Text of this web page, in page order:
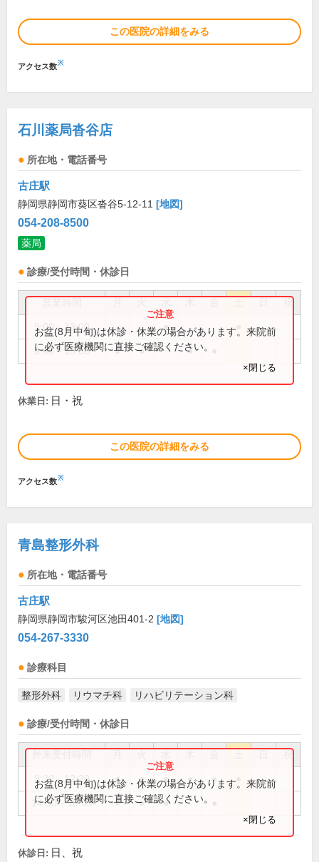
この医院の詳細をみる
アクセス数※
石川薬局沓谷店
所在地・電話番号
古庄駅
静岡県静岡市葵区沓谷5-12-11 [地図]
054-208-8500
薬局
診療/受付時間・休診日
祝
9:00～13:00 ●
9:00～18:30 ● ● ●
お盆(8月中旬)は休診・休業の場合があります。来院前
に必ず医療機関に直接ご確認ください。
×閉じる
休業日: 日・祝
この医院の詳細をみる
アクセス数※
青島整形外科
所在地・電話番号
古庄駅
静岡県静岡市駿河区池田401-2 [地図]
054-267-3330
診療科目
整形外科 リウマチ科 リハビリテーション科
診療/受付時間・休診日
祝
8:30～12:30 ● ● ● ● ●
14:30～18:00 ● ● ●
お盆(8月中旬)は休診・休業の場合があります。来院前
に必ず医療機関に直接ご確認ください。
×閉じる
休診日: 日、祝